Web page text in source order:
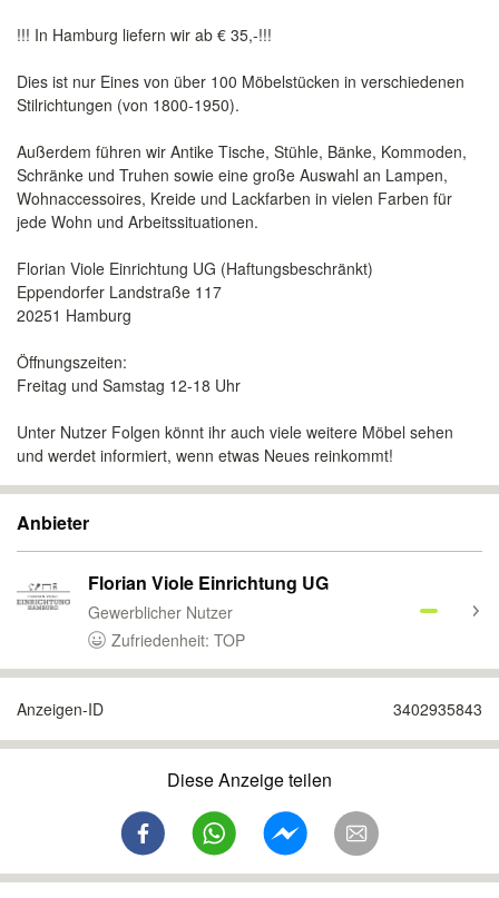
!!! In Hamburg liefern wir ab € 35,-!!!
Dies ist nur Eines von über 100 Möbelstücken in verschiedenen
Stilrichtungen (von 1800-1950).
Außerdem führen wir Antike Tische, Stühle, Bänke, Kommoden,
Schränke und Truhen sowie eine große Auswahl an Lampen,
Wohnaccessoires, Kreide und Lackfarben in vielen Farben für
jede Wohn und Arbeitssituationen.
Florian Viole Einrichtung UG (Haftungsbeschränkt)
Eppendorfer Landstraße 117
20251 Hamburg
Öffnungszeiten:
Freitag und Samstag 12-18 Uhr
Unter Nutzer Folgen könnt ihr auch viele weitere Möbel sehen
und werdet informiert, wenn etwas Neues reinkommt!
Anbieter
Florian Viole Einrichtung UG
Gewerblicher Nutzer
Zufriedenheit: TOP
Anzeigen-ID 3402935843
Diese Anzeige teilen